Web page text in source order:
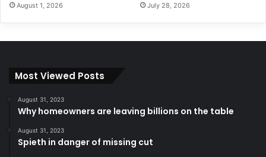
August 1, 2026 July 28, 2026
Most Viewed Posts
August 31, 2023
Why homeowners are leaving billions on the table
August 31, 2023
Spieth in danger of missing cut